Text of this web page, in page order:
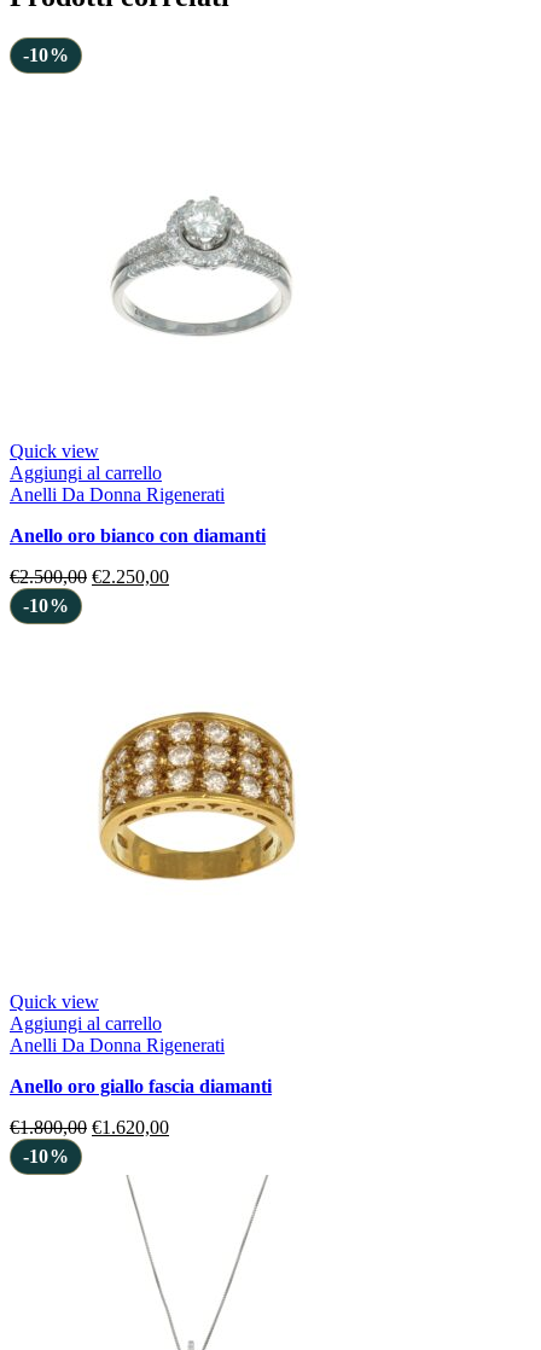
-10%
Quick view
Aggiungi al carrello
Anelli Da Donna Rigenerati
anello oro bianco con diamanti
€2.500,00 €2.250,00
-10%
Quick view
Aggiungi al carrello
Anelli Da Donna Rigenerati
anello oro giallo fascia diamanti
€1.800,00 €1.620,00
-10%